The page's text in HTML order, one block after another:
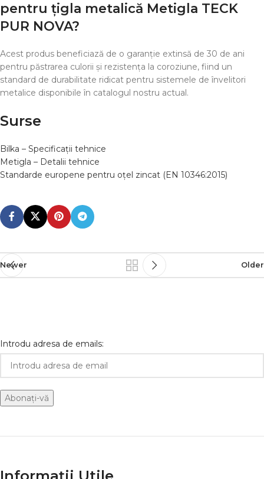
pentru țigla metalică Metigla TECK
PUR NOVA?
Acest produs beneficiază de o garanție extinsă de 30 de ani
pentru păstrarea culorii și rezistența la coroziune, fiind un
standard de durabilitate ridicat pentru sistemele de învelitori
metalice disponibile în catalogul nostru actual.
Surse
Bilka – Specificații tehnice
Metigla – Detalii tehnice
Standarde europene pentru oțel zincat (EN 10346:2015)
Newer Older
Introdu adresa de emails: